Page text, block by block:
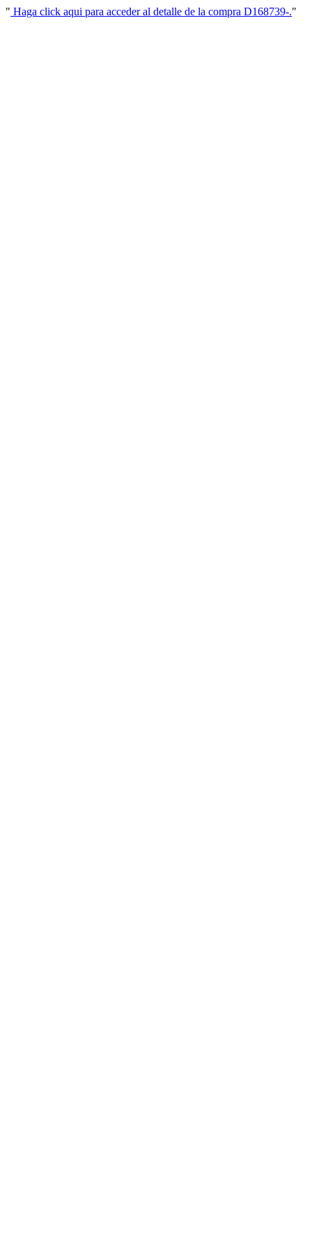
" Haga click aqui para acceder al detalle de la compra D168739-."